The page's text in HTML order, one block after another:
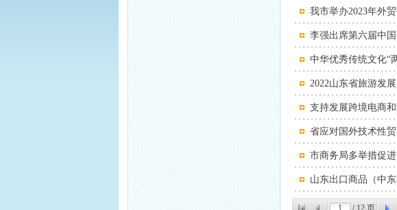
我市举办2023年外
李强出席第六届中
中华优秀传统文化“
2022山东省旅游发
支持发展跨境电商
省应对国外技术性
市商务局多举措促
山东出口商品（中
/ 12页